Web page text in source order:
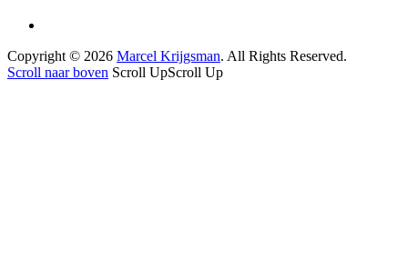
Copyright © 2026 Marcel Krijgsman. All Rights Reserved.
Scroll naar boven Scroll UpScroll Up